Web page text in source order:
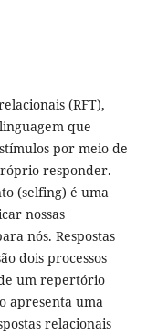
(RFT),
que
por meio de
responder.
(selfing) é uma
nossas
nós. Respostas
dois processos
um repertório
apresenta uma
relacionais